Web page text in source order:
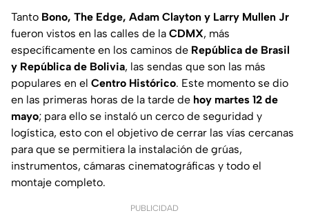
Tanto Bono, The Edge, Adam Clayton y Larry Mullen Jr
fueron vistos en las calles de la CDMX, más
específicamente en los caminos de República de Brasil
y República de Bolivia, las sendas que son las más
populares en el Centro Histórico. Este momento se dio
en las primeras horas de la tarde de hoy martes 12 de
mayo; para ello se instaló un cerco de seguridad y
logística, esto con el objetivo de cerrar las vías cercanas
para que se permitiera la instalación de grúas,
instrumentos, cámaras cinematográficas y todo el
montaje completo.
PUBLICIDAD